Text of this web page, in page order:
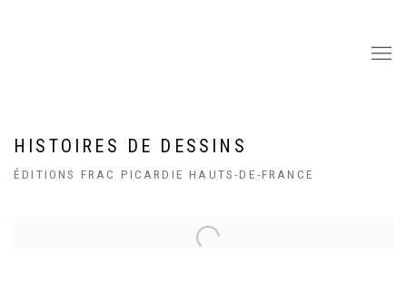
HISTOIRES DE DESSINS
ÉDITIONS FRAC PICARDIE HAUTS-DE-FRANCE
Open a larger version of the following image in a popup: